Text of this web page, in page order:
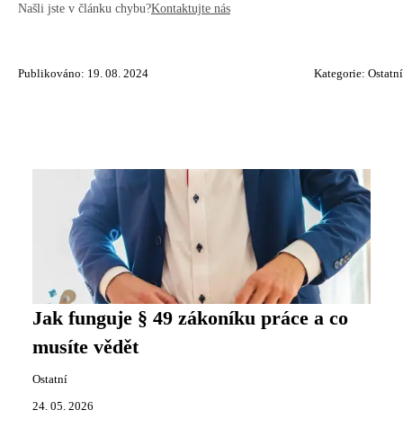
Našli jste v článku chybu?Kontaktujte nás
Publikováno: 19. 08. 2024 Kategorie: Ostatní
Jak funguje § 49 zákoníku práce a co
musíte vědět
Ostatní
24. 05. 2026